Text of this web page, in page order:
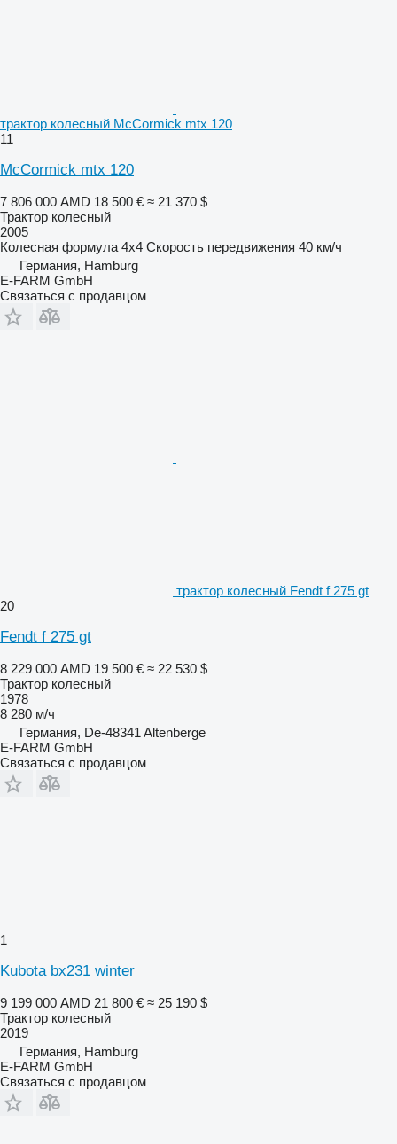
трактор колесный McCormick mtx 120
11
McCormick mtx 120
7 806 000 AMD 18 500 € ≈ 21 370 $
Трактор колесный
2005
Колесная формула 4x4 Скорость передвижения 40 км/ч
Германия, Hamburg
E-FARM GmbH
Связаться с продавцом
трактор колесный Fendt f 275 gt
20
Fendt f 275 gt
8 229 000 AMD 19 500 € ≈ 22 530 $
Трактор колесный
1978
8 280 м/ч
Германия, De-48341 Altenberge
E-FARM GmbH
Связаться с продавцом
1
Kubota bx231 winter
9 199 000 AMD 21 800 € ≈ 25 190 $
Трактор колесный
2019
Германия, Hamburg
E-FARM GmbH
Связаться с продавцом